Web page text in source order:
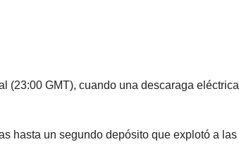
(23:00 GMT), cuando una descaraga eléctrica
hasta un segundo depósito que explotó a las